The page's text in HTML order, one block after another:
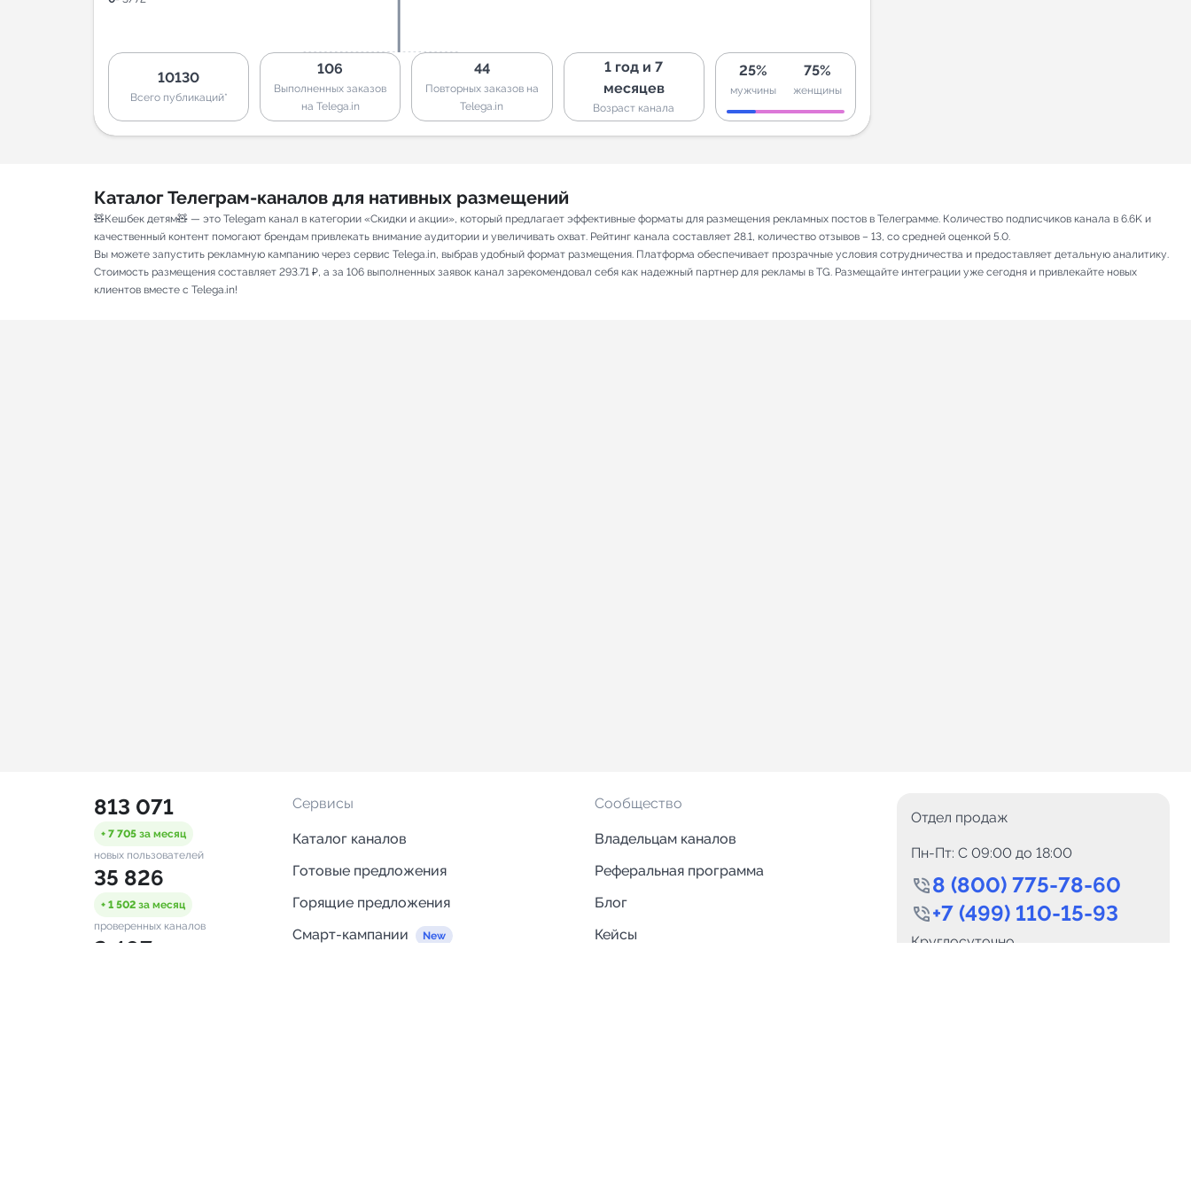
10130
Всего публикаций*
106
Выполненных заказов
на Telega.in
44
Повторных заказов на
Telega.in
1 год и 7
месяцев
Возраст канала
25%
мужчины
75%
женщины
Каталог Телеграм-каналов для нативных размещений
🧸Кешбек детям🧸 — это Telegam канал в категории «Скидки и акции», который предлагает эффективные форматы для размещения рекламных постов в Телеграмме. Количество подписчиков канала в 6.6K и
качественный контент помогают брендам привлекать внимание аудитории и увеличивать охват. Рейтинг канала составляет 28.1, количество отзывов – 13, со средней оценкой 5.0.
Вы можете запустить рекламную кампанию через сервис Telega.in, выбрав удобный формат размещения. Платформа обеспечивает прозрачные условия сотрудничества и предоставляет детальную аналитику.
Стоимость размещения составляет 293.71 ₽, а за 106 выполненных заявок канал зарекомендовал себя как надежный партнер для рекламы в TG. Размещайте интеграции уже сегодня и привлекайте новых
клиентов вместе с Telega.in!
Каналов:
813 071
+ 7 705 за месяц
новых пользователей
35 826
+ 1 502 за месяц
проверенных каналов
2 407
Сервисы
Каталог каналов
Готовые предложения
Горящие предложения
Смарт-кампании
Сообщество
Владельцам каналов
Реферальная программа
Блог
Кейсы
Отдел продаж
Пн-Пт: C 09:00 до 18:00
8 (800) 775-78-60
+7 (499) 110-15-93
Круглосуточно